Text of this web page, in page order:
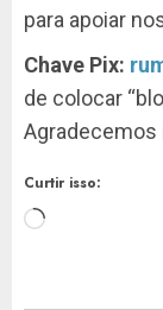
para apoiar
Chave Pix:
de colocar
Agradecemos
Curtir isso:
Carregando...